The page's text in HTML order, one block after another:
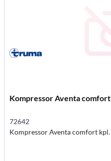
Kompressor Aventa comfort
72642
Kompressor Aventa comfort kpl.